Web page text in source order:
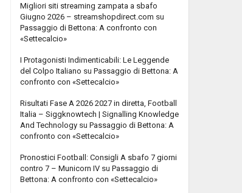
Migliori siti streaming zampata a sbafo
Giugno 2026 – streamshopdirect.com su
Passaggio di Bettona: A confronto con
«Settecalcio»
I Protagonisti Indimenticabili: Le Leggende
del Colpo Italiano su Passaggio di Bettona: A
confronto con «Settecalcio»
Risultati Fase A 2026 2027 in diretta, Football
Italia – Siggknowtech | Signalling Knowledge
And Technology su Passaggio di Bettona: A
confronto con «Settecalcio»
Pronostici Football: Consigli A sbafo 7 giorni
contro 7 – Municorn IV su Passaggio di
Bettona: A confronto con «Settecalcio»